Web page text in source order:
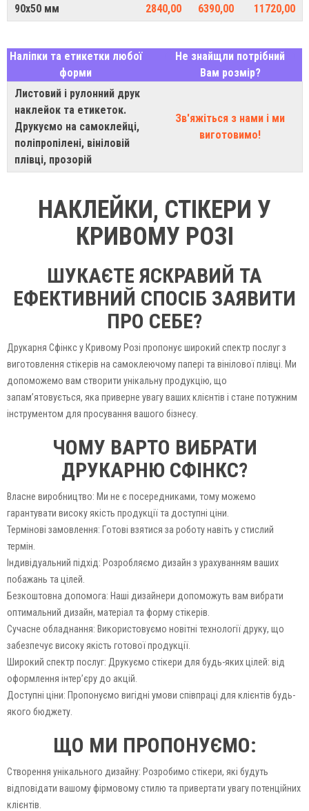
90х50 мм 2840,00 6390,00 11720,00
Наліпки та етикетки любої
форми
Не знайщли потрібний
Вам розмір?
Листовий і рулонний друк
наклейок та етикеток.
Друкуємо на самоклейці,
поліпропілені, вініловій
плівці, прозорій
Зв'яжіться з нами і ми
виготовимо!
НАКЛЕЙКИ, СТІКЕРИ У
КРИВОМУ РОЗІ
ШУКАЄТЕ ЯСКРАВИЙ ТА
ЕФЕКТИВНИЙ СПОСІБ ЗАЯВИТИ
ПРО СЕБЕ?
Друкарня Сфінкс у Кривому Розі пропонує широкий спектр послуг з
виготовлення стікерів на самоклеючому папері та вінілової плівці. Ми
допоможемо вам створити унікальну продукцію, що
запам’ятовується, яка приверне увагу ваших клієнтів і стане потужним
інструментом для просування вашого бізнесу.
ЧОМУ ВАРТО ВИБРАТИ
ДРУКАРНЮ СФІНКС?
Власне виробництво: Ми не є посередниками, тому можемо
гарантувати високу якість продукції та доступні ціни.
Термінові замовлення: Готові взятися за роботу навіть у стислий
термін.
Індивідуальний підхід: Розробляємо дизайн з урахуванням ваших
побажань та цілей.
Безкоштовна допомога: Наші дизайнери допоможуть вам вибрати
оптимальний дизайн, матеріал та форму стікерів.
Сучасне обладнання: Використовуємо новітні технології друку, що
забезпечує високу якість готової продукції.
Широкий спектр послуг: Друкуємо стікери для будь-яких цілей: від
оформлення інтер’єру до акцій.
Доступні ціни: Пропонуємо вигідні умови співпраці для клієнтів будь-
якого бюджету.
ЩО МИ ПРОПОНУЄМО:
Створення унікального дизайну: Розробимо стікери, які будуть
відповідати вашому фірмовому стилю та привертати увагу потенційних
клієнтів.